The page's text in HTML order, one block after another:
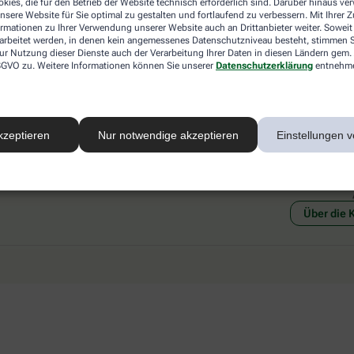
die für den Betrieb der Website technisch erforderlich sind. Darüber hinaus
Website für Sie optimal zu gestalten und fortlaufend zu verbessern. Mit Ihrer
zu Ihrer Verwendung unserer Website auch an Drittanbieter weiter. Soweit
werden, in denen kein angemessenes Datenschutzniveau besteht, stimmen
Nutzung dieser Dienste auch der Verarbeitung Ihrer Daten in diesen Ländern
zu. Weitere Informationen können Sie unserer Datenschutzerklärung
Nur notwendige akzeptieren Einstellungen
einer anderen akzeptierten
Ihrer Apotheke vor Ort.
Abholung in der Apotheke
Botendienstlieferung
Über die